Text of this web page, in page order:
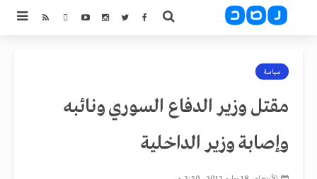
سياسة
مقتل وزير الدفاع السوري ونائبه
وإصابة وزير الداخلية